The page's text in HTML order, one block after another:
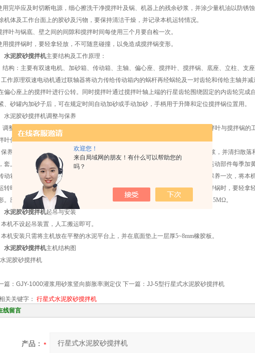
欢迎您！
来自局域网的朋友！有什么可以帮助您的
吗？
用完毕应及时切断电源，细心擦洗干净搅拌叶及锅、机器上的残余砂浆，并涂少量机油以防锈
机体及工作台面上的胶砂及污物，要保持清洁干燥，并记录本机运转情况。
拌叶与锅底、壁之间的间隙和搅拌时间每使用三个月要自检一次。
用搅拌锅时，要轻拿轻放，不可随意碰撞，以免造成搅拌锅变形。
水泥胶砂搅拌机主要结构及工作原理：
结构：主要有双速电机、加砂箱、传动箱、主轴、偏心座、搅拌叶、搅拌锅、底座、立柱、支
工作原理双速电动机通过联轴器将动力传给传动箱内的蜗杆再经蜗轮及一对齿轮和传给主轴并
偏心座上的搅拌叶进行公转。同时搅拌叶通过搅拌叶轴上端的行星齿轮围绕固定的内齿轮完成
、砂罐内加砂子后，可在规定时间自动加砂或手动加砂，手柄用于升降和定位搅拌锅位置用。
水泥胶砂搅拌机调整与保养
调整：本机出厂前已将搅拌叶与搅拌锅之间的工作间隙调整到3±1mm范围。 搅拌叶与搅拌锅的
叶使之上下移动，再用检测杆检测正确间隙后，再旋紧调节螺母(即可。
保养： 应保持工作场地清洁，每次使用后应*清除搅拌叶与搅拌锅内、外残余砂浆，并清扫散
套上护罩，防止灰尘。本机无外部加油孔。传动箱内蜗轮付、齿轮付及轴承等运动部件每季加
动箱盖即可，支座与立柱导轨之间，升降机构之间应经常滴入机油润滑，每年保养一次，将本
转时遇有属撞击噪声，应先检查搅拌叶与搅拌锅之间的间隙是否正确。使用搅拌锅时，要轻拿
。应经常检查电气缘情况，在温度20℃±5℃相对湿度50%~70%时的冷态缘电阻≥5MΩ。
水泥胶砂搅拌机起吊与安装
本机不设起吊装置，人工搬运即可。
机安装只需将主机放在平整的水泥平台上，并在底面垫上一层厚5~8mm橡胶板。
水泥胶砂搅拌机主机结构图
篇： GJY-1000灌浆用砂浆竖向膨胀率测定仪 下一篇： JJ-5型行星式水泥胶砂搅拌机
关关键字： 行星式水泥胶砂搅拌机
线留言
产品：